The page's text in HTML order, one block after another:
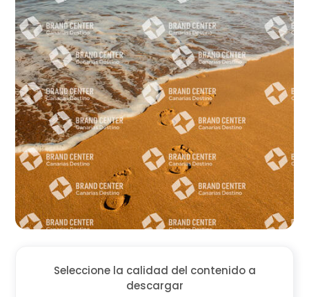
Seleccione la calidad del contenido a
descargar